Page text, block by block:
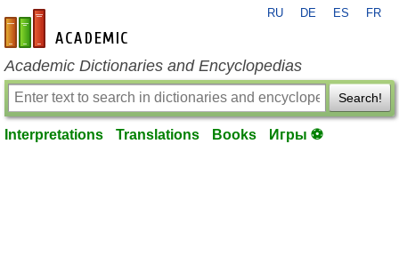
en-academic.com
RU DE ES FR
Academic Dictionaries and Encyclopedias
Search!
Interpretations Translations Books Игры ⚽